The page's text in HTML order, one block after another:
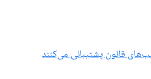
قانون پشتیبانی می‌کنند